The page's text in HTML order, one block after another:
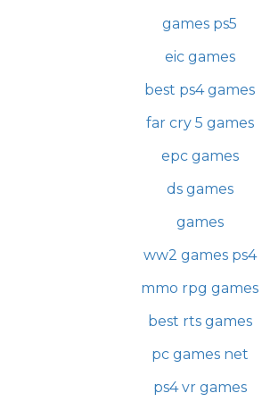
games ps5
eic games
best ps4 games
far cry 5 games
epc games
ds games
games
ww2 games ps4
mmo rpg games
best rts games
pc games net
ps4 vr games